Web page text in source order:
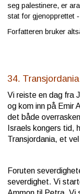
seg palestinere, er
stat for gjenopprettet
Forfatteren bruker
34. Transjordania
Vi reiste en dag fra
og kom inn på Emir
det både
Israels kongers tid,
Transjordania, et
Foruten
severdighet. Vi